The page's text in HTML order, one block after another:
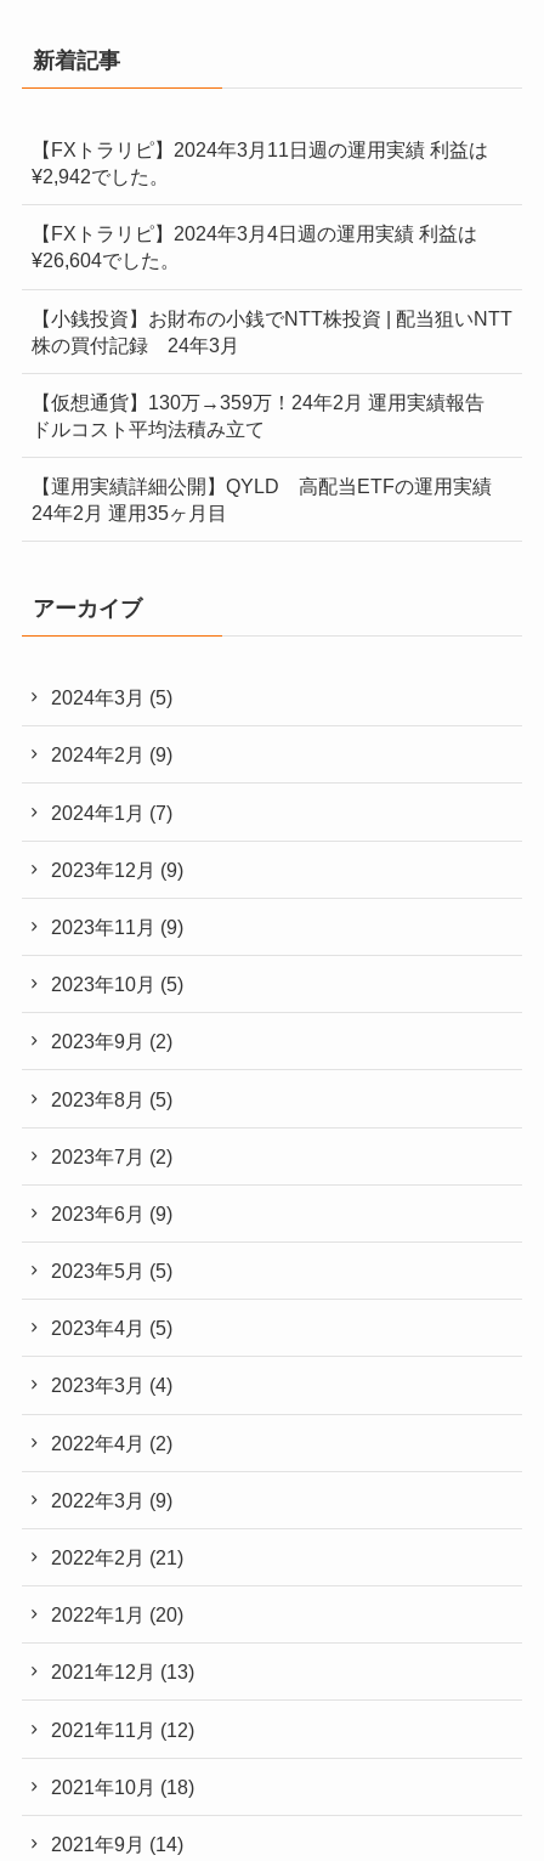
新着記事
【FXトラリピ】2024年3月11日週の運用実績 利益は
¥2,942でした。
【FXトラリピ】2024年3月4日週の運用実績 利益は
¥26,604でした。
【小銭投資】お財布の小銭でNTT株投資 | 配当狙いNTT
株の買付記録 24年3月
【仮想通貨】130万→359万！24年2月 運用実績報告
ドルコスト平均法積み立て
【運用実績詳細公開】QYLD 高配当ETFの運用実績
24年2月 運用35ヶ月目
アーカイブ
2024年3月 (5)
2024年2月 (9)
2024年1月 (7)
2023年12月 (9)
2023年11月 (9)
2023年10月 (5)
2023年9月 (2)
2023年8月 (5)
2023年7月 (2)
2023年6月 (9)
2023年5月 (5)
2023年4月 (5)
2023年3月 (4)
2022年4月 (2)
2022年3月 (9)
2022年2月 (21)
2022年1月 (20)
2021年12月 (13)
2021年11月 (12)
2021年10月 (18)
2021年9月 (14)